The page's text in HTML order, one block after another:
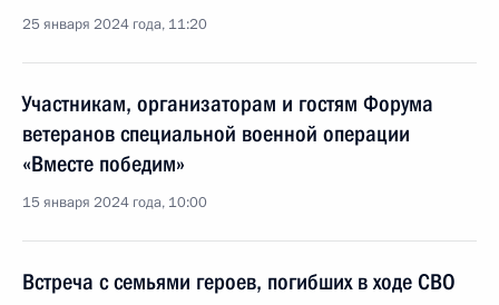
25 января 2024 года, 11:20
Участникам, организаторам и гостям Форума
ветеранов специальной военной операции
«Вместе победим»
15 января 2024 года, 10:00
Встреча с семьями героев, погибших в ходе СВО